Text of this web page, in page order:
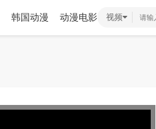
韩国动漫 动漫电影 视频